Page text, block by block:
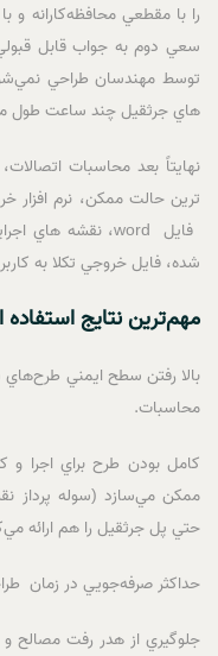
را با مقطعي محافظه‌کارانه و
سعي دوم به جواب قابل
توسط مهندسان طراحي
هاي جرثقيل چند ساعت طول
نهايتاً بعد محاسبات
ترين حالت ممکن، نرم
شده، فايل خروجي تکلا به
مهم‌ترين نتايج استفاده
بالا رفتن سطح ايمني
محاسبات.
کامل بودن طرح براي اجرا
ممکن مي‌سازد (سوله پرداز
حتي پل جرثقيل را هم ارائه
حداکثر صرفه‌جويي در زمان
جلوگيري از هدر رفت مصالح و